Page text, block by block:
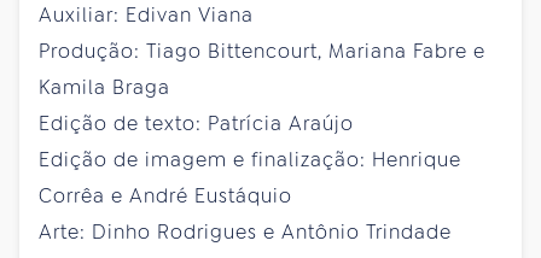
Auxiliar: Edivan Viana
Produção: Tiago Bittencourt, Mariana Fabre e
Kamila Braga
Edição de texto: Patrícia Araújo
Edição de imagem e finalização: Henrique
Corrêa e André Eustáquio
Arte: Dinho Rodrigues e Antônio Trindade